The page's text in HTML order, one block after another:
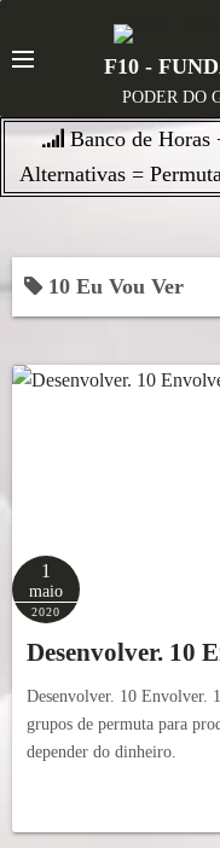
t
c
t
F10 -
PODER DO
Banco de Horas
Alternativas =
10 Eu Vou Ver
1
maio
2020
Desenvolver. 10
Desenvolver. 10 Envolver.
grupos de permuta para
depender do dinheiro.